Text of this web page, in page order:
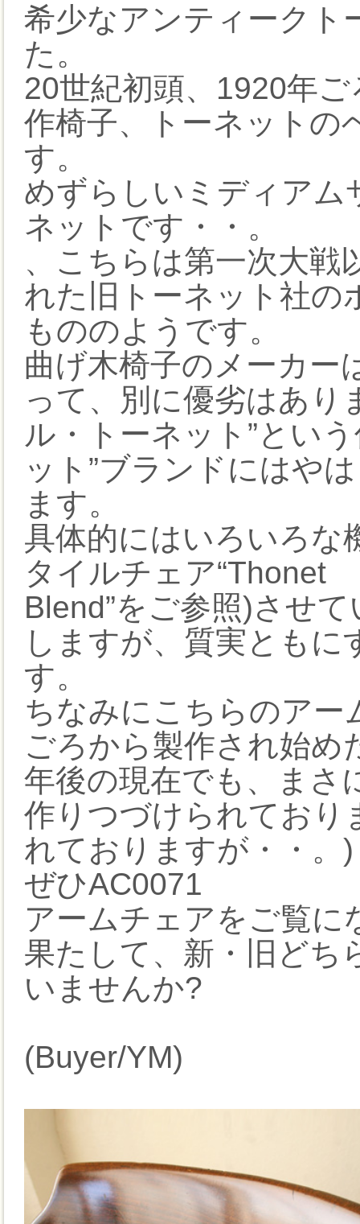
希少なアンティークト
た。
20世紀初頭、1920年
作椅子、トーネットの
す。
めずらしいミディアム
ネットです・・。
、こちらは第一次大戦
れた旧トーネット社の
もののようです。
曲げ木椅子のメーカー
って、別に優劣はあり
ル・トーネット”とい
ット”ブランドにはや
ます。
具体的にはいろいろな
タイルチェア“Thonet
Blend”をご参照)させ
しますが、質実とも
す。
ちなみにこちらのアー
ごろから製作され始め
年後の現在でも、まさ
作りつづけられており
れておりますが・・。)
ぜひAC0071
アームチェアをご覧に
果たして、新・旧どち
いませんか?
(Buyer/YM)